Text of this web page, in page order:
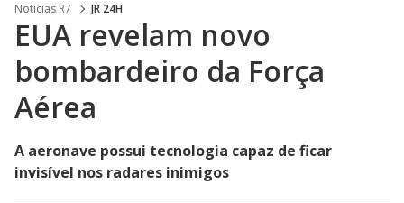
Noticias R7 JR 24H
EUA revelam novo
bombardeiro da Força
Aérea
A aeronave possui tecnologia capaz de ficar
invisível nos radares inimigos